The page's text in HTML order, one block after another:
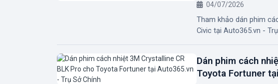
04/07/2026
Tham khảo dán phim
Civic tại Auto365.vn -
Dán phim cách
Toyota Fortuner